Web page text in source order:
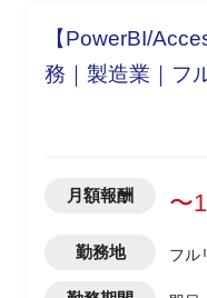
【PowerBI/
務｜製造業｜フ
月額報酬 〜
勤務地 フル